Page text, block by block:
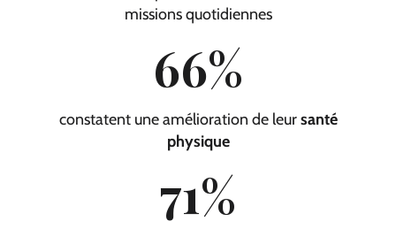
missions quotidiennes
66%
constatent une amélioration de leursanté
physique
71%